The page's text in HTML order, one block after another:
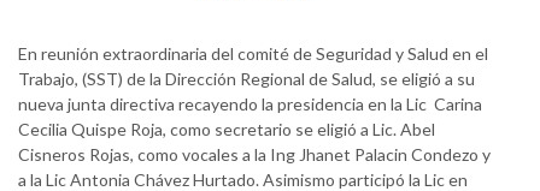
En reunión extraordinaria del comité de Seguridad y Salud en el
Trabajo, (SST) de la Dirección Regional de Salud, se eligió a su
nueva junta directiva recayendo la presidencia en la Lic Carina
Cecilia Quispe Roja, como secretario se eligió a Lic. Abel
Cisneros Rojas, como vocales a la Ing Jhanet Palacin Condezo y
a la Lic Antonia Chávez Hurtado. Asimismo participó la Lic en